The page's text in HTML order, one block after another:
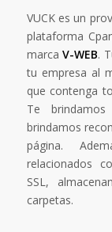
VUCK es un
plataforma
marcaV-WEB.
tu empresa al
que contenga
Te
brindamos
página.
relacionados
SSL,
carpetas.